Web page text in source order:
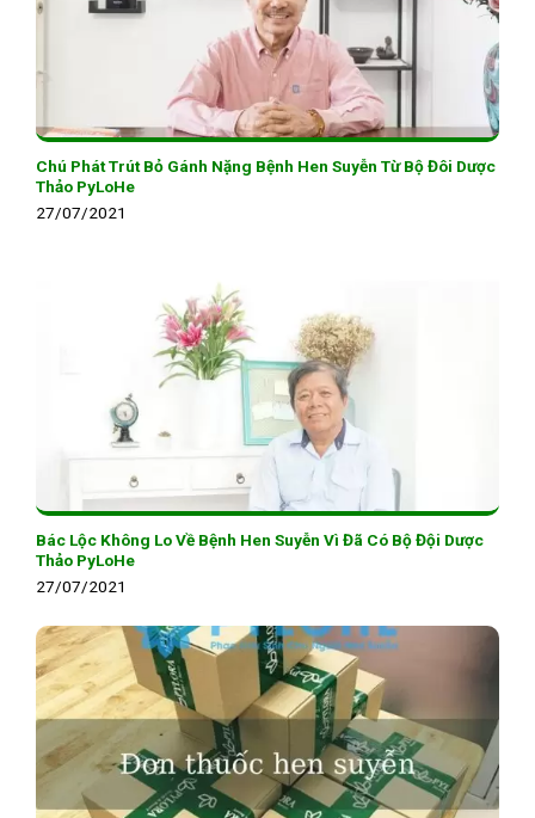
Chú Phát Trút Bỏ Gánh Nặng Bệnh Hen Suyễn Từ Bộ Đôi Dược
Thảo PyLoHe
27/07/2021
Bác Lộc Không Lo Về Bệnh Hen Suyễn Vì Đã Có Bộ Đội Dược
Thảo PyLoHe
27/07/2021